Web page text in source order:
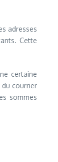
adresses
Cette
certaine
courrier
sommes